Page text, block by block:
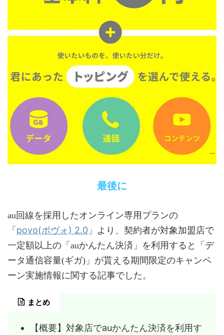
最後に
au回線を採用したオンライン専用プランの
「 povo(ポヴォ) 2.0 」より、契約者が対象加盟店で
一定額以上の「auかんたん決済」を利用すると「デ
ータ通信容量(ギガ)」が貰える期間限定のキャンペ
ーン実施情報に関する記事でした。
まとめ
【概要】対象店でauかんたん決済を利用す